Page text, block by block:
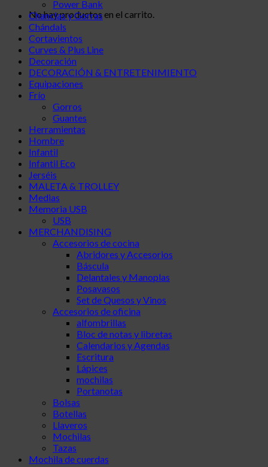
No hay productos en el carrito.
Power Bank
Chanclas y Gorras
Chándals
Cortavientos
Curves & Plus Line
Decoración
DECORACIÓN & ENTRETENIMIENTO
Equipaciones
Frío
Gorros
Guantes
Herramientas
Hombre
Infantil
Infantil Eco
Jerséis
MALETA & TROLLEY
Medias
Memoria USB
USB
MERCHANDISING
Accesorios de cocina
Abridores y Accesorios
Báscula
Delantales y Manoplas
Posavasos
Set de Quesos y Vinos
Accesorios de oficina
alfombrillas
Bloc de notas y libretas
Calendarios y Agendas
Escritura
Lápices
mochilas
Portanotas
Bolsas
Botellas
Llaveros
Mochilas
Tazas
Mochila de cuerdas